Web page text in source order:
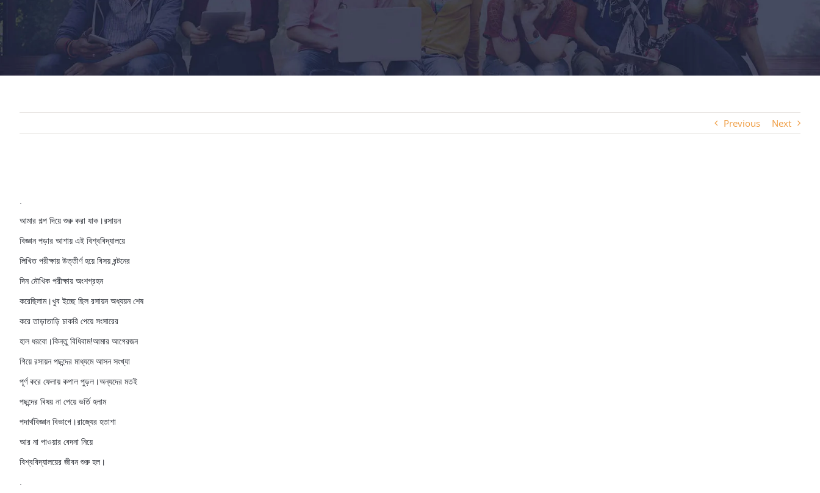
Previous Next
আমার গল্প দিয়ে শুরু করা যাক।রসায়ন
বিজ্ঞান পড়ার আশায় এই বিশ্ববিদ্যালয়ে
লিখিত পরীক্ষায় উত্তীর্ণ হয়ে বিসয় বন্টনের
দিন মৌখিক পরীক্ষায় অংশগ্রহন
করেছিলাম।খুব ইচ্ছে ছিল রসায়ন অধ্যয়ন শেষ
করে তাড়াতাড়ি চাকরি পেয়ে সংসারের
হাল ধরবো।কিন্তু বিধিবাম!আমার আগেরজন
গিয়ে রসায়ন পছন্দের মাধ্যমে আসন সংখ্যা
পূর্ণ করে ফেলায় কপাল পুড়ল।অন্যদের মতই
পছন্দের বিষয় না পেয়ে ভর্তি হলাম
পদার্থবিজ্ঞান বিভাগে।রাজ্যের হতাশা
আর না পাওয়ার বেদনা নিয়ে
বিশ্ববিদ্যালয়ের জীবন শুরু হল।